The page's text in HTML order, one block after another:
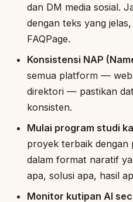
dan DM media sosial.
dengan teks yang
FAQPage.
Konsistensi NAP
semua platform —
direktori — pastikan
konsisten.
Mulai program studi
proyek terbaik dengan
dalam format naratif
apa, solusi apa, hasil
Monitor kutipan AI